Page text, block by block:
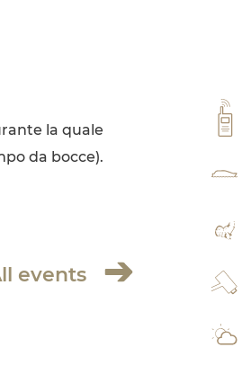
IL
la quale
da bocce).
events